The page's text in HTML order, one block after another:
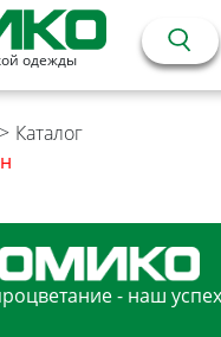
одежды
> Каталог
- наш